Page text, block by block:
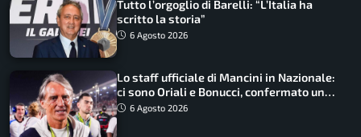
Tutto l’orgoglio di Barelli: “L’Italia ha
scritto la storia”
6 Agosto 2026
Lo staff ufficiale di Mancini in Nazionale:
ci sono Oriali e Bonucci, confermato un
ritorno
6 Agosto 2026